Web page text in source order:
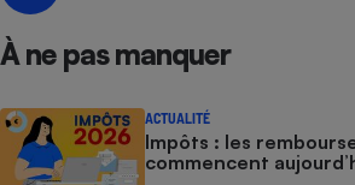
À ne pas manquer
ACTUALITÉ
Impôts : les
commencent